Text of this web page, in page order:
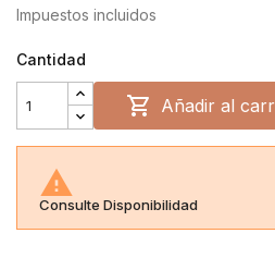
Impuestos incluidos
Cantidad
 Añadir al

Consulte Disponibilidad